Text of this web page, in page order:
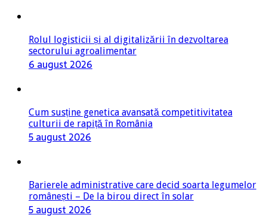
Rolul logisticii și al digitalizării în dezvoltarea
sectorului agroalimentar
6 august 2026
Cum susține genetica avansată competitivitatea
culturii de rapiță în România
5 august 2026
Barierele administrative care decid soarta legumelor
românești – De la birou direct în solar
5 august 2026